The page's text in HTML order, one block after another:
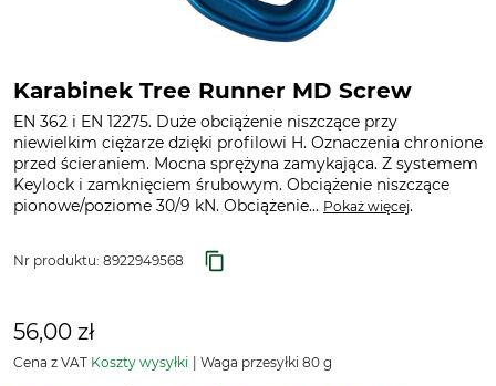
Karabinek Tree Runner MD Screw
EN 362 i EN 12275. Duże obciążenie niszczące przy
niewielkim ciężarze dzięki profilowi H. Oznaczenia chronione
przed ścieraniem. Mocna sprężyna zamykająca. Z systemem
Keylock i zamknięciem śrubowym. Obciążenie niszczące
pionowe/poziome 30/9 kN. Obciążenie... Pokaż więcej.
Nr produktu: 8922949568
56,00 zł
Cena z VAT Koszty wysyłki Waga przesyłki 80 g